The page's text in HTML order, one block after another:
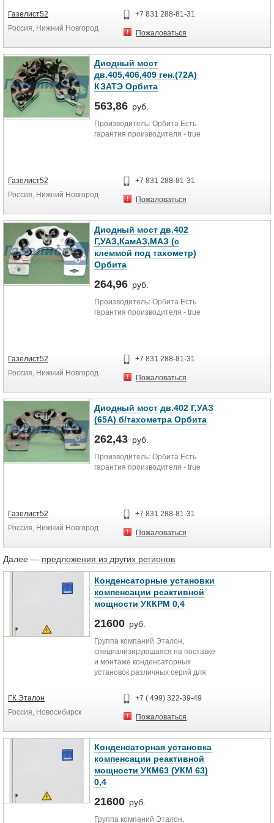
Газелист52
Россия, Нижний Новгород
+7 831 288-81-31
Пожаловаться
Диодный мост
дв.405,406,409 ген.(72А)
КЗАТЭ Орбита
563,86 руб.
Производитель: Орбита Есть
гарантия производителя - true
Газелист52
Россия, Нижний Новгород
+7 831 288-81-31
Пожаловаться
Диодный мост дв.402
Г,УАЗ,КамАЗ,МАЗ (с
клеммой под тахометр)
Орбита
264,96 руб.
Производитель: Орбита Есть
гарантия производителя - true
Газелист52
Россия, Нижний Новгород
+7 831 288-81-31
Пожаловаться
Диодный мост дв.402 Г,УАЗ
(65А) б/тахометра Орбита
262,43 руб.
Производитель: Орбита Есть
гарантия производителя - true
Газелист52
Россия, Нижний Новгород
+7 831 288-81-31
Пожаловаться
Далее — предложения из других регионов
Конденсаторные установки
компенсации реактивной
мощности УККРМ 0,4
21600 руб.
Группа компаний Эталон,
специализирующаяся на поставке
и монтаже конденсаторных
установок различных серий для
предприятий. Предлагает к
поставке комплектные
конденсаторные установки УККРМ
мощности. Диапозон мощностей
до 3000 кВАр и более, как на
низкое напряжение: 0.23 кв, 0.36
кВ, 0.38 кВ, 0.4 кВ, 0.44 кВ, 0.50 кВ,
0.52 кВ, 0.69 кв, так и на высокое: 6
кВ, 10 кВ, 35кВ, 110 кВ.
Климатическое исполнение
установок ХЛ1, УХЛ3, УХЛ4, У1, У3
ГК Эталон
Россия, Новосибирск
+7 ( 499) 322-39-49
Пожаловаться
Конденсаторная установка
компенсации реактивной
мощности УКМ63 (УКМ 63)
0,4
21600 руб.
Группа компаний Эталон,